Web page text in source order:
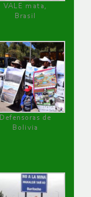
VALE mata,
Brasil
Defensoras de
Bolivia